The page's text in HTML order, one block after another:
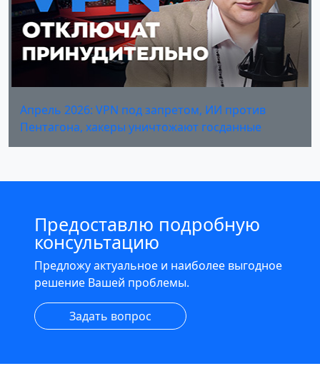
Апрель 2026: VPN под запретом, ИИ против
Пентагона, хакеры уничтожают госданные
Предоставлю подробную
консультацию
Предложу актуальное и наиболее выгодное
решение Вашей проблемы.
Задать вопрос